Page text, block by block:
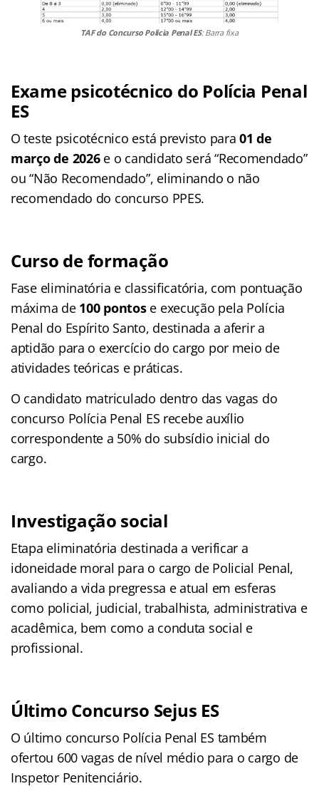
TAF do Concurso Policia Penal ES: Barra fixa
Exame psicotécnico do Polícia Penal
ES
O teste psicotécnico está previsto para01 de
março de 2026e o candidato será “Recomendado”
ou “Não Recomendado”, eliminando o não
recomendado do concurso PPES.
Curso de formação
Fase eliminatória e classificatória, com pontuação
máxima de 100 pontose execução pela Polícia
Penal do Espírito Santo, destinada a aferir a
aptidão para o exercício do cargo por meio de
atividades teóricas e práticas.
O candidato matriculado dentro das vagas do
concurso Polícia Penal ES recebe auxílio
correspondente a 50% do subsídio inicial do
cargo.
Investigação social
Etapa eliminatória destinada a verificar a
idoneidade moral para o cargo de Policial Penal,
avaliando a vida pregressa e atual em esferas
como policial, judicial, trabalhista, administrativa e
acadêmica, bem como a conduta social e
profissional.
Último Concurso Sejus ES
O último concurso Polícia Penal ES também
ofertou 600 vagas de nível médio para o cargo de
Inspetor Penitenciário.